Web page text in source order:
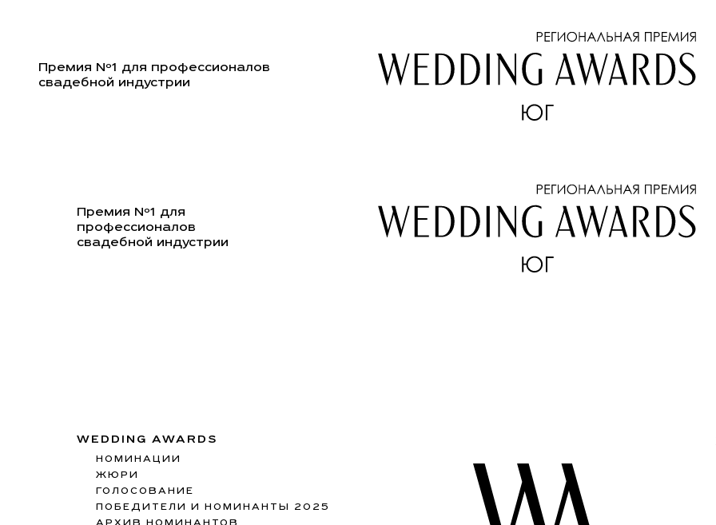
Премия Nº1 для профессионалов
свадебной индустрии
Премия Nº1 для
профессионалов
свадебной индустрии
WEDDING AWARDS
НОМИНАЦИИ
ЖЮРИ
ГОЛОСОВАНИЕ
ПОБЕДИТЕЛИ И НОМИНАНТЫ 2025